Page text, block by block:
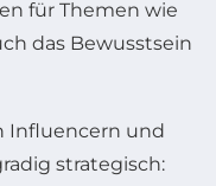
für Themen wie
das Bewusstsein
Influencern und
strategisch: